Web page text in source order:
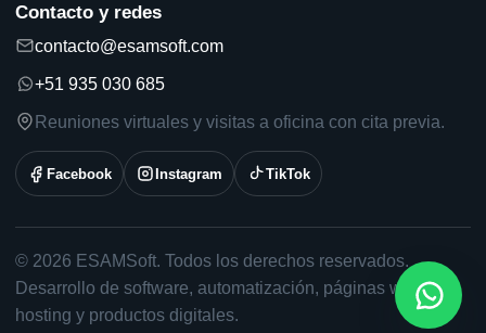
Contacto y redes
contacto@esamsoft.com
+51 935 030 685
Reuniones virtuales y visitas a oficina con cita previa.
Facebook Instagram TikTok
© 2026 ESAMSoft. Todos los derechos reservados.
Desarrollo de software, automatización, páginas web,
hosting y productos digitales.